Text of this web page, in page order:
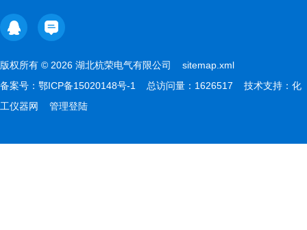
版权所有 © 2026 湖北杭荣电气有限公司 sitemap.xml
备案号： 鄂ICP备15020148号-1 总访问量：1626517 技术支持： 化
工仪器网
管理登陆